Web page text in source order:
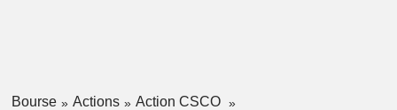
Bourse Actions
Action CSCO